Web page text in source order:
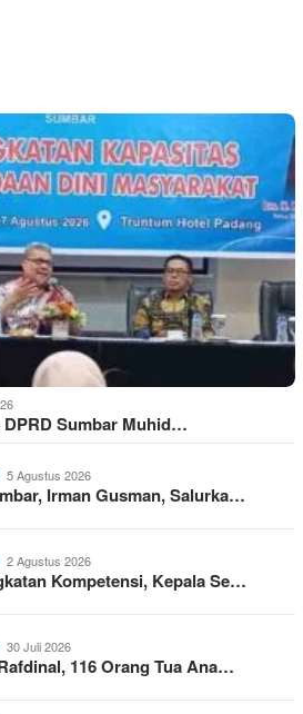
DPRD Sumbar Muhid…
5 Agustus 2026
Irman Gusman, Salurka…
2 Agustus 2026
Kompetensi, Kepala Se…
30 Juli 2026
116 Orang Tua Ana…